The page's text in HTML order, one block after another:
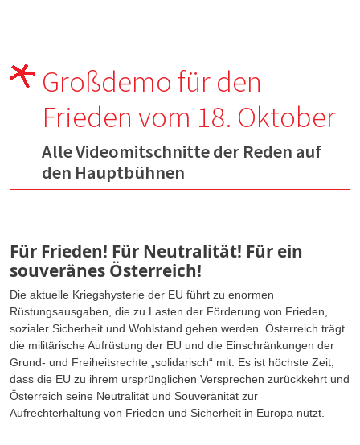
Großdemo für den
Frieden vom 18. Oktober
Alle Videomitschnitte der Reden auf
den Hauptbühnen
Für Frieden! Für Neutralität! Für ein
souveränes Österreich!
Die aktuelle Kriegshysterie der EU führt zu enormen
Rüstungsausgaben, die zu Lasten der Förderung von Frieden,
sozialer Sicherheit und Wohlstand gehen werden. Österreich trägt
die militärische Aufrüstung der EU und die Einschränkungen der
Grund- und Freiheitsrechte „solidarisch“ mit. Es ist höchste Zeit,
dass die EU zu ihrem ursprünglichen Versprechen zurückkehrt und
Österreich seine Neutralität und Souveränität zur
Aufrechterhaltung von Frieden und Sicherheit in Europa nützt.